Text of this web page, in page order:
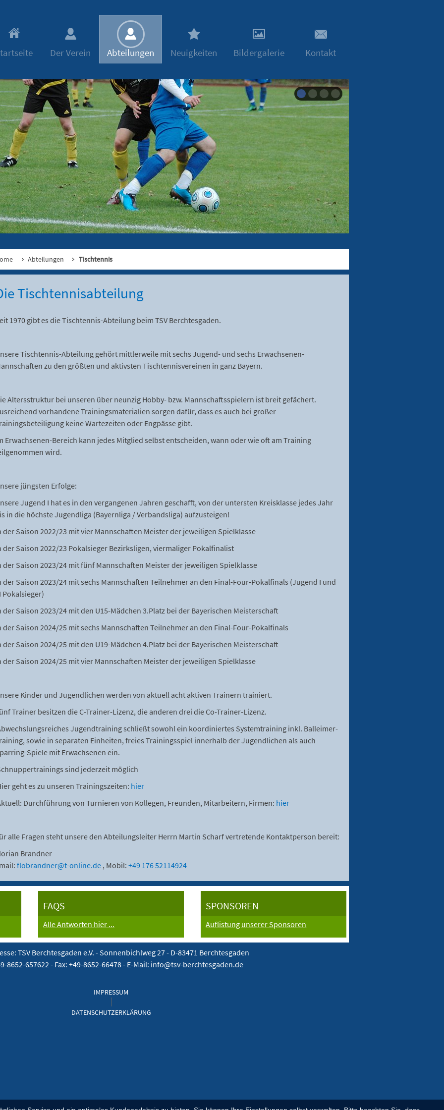
Der Verein Abteilungen Neuigkeiten Bildergalerie Kontakt
Abteilungen Tischtennis
Tischtennisabteilung
1970 gibt es die Tischtennis-Abteilung beim TSV Berchtesgaden.
Tischtennis-Abteilung gehört mittlerweile mit sechs Jugend- und sechs Erwachsenen-
zu den größten und aktivsten Tischtennisvereinen in ganz Bayern.
Altersstruktur bei unseren über neunzig Hobby- bzw. Mannschaftsspielern ist breit gefächert.
vorhandene Trainingsmaterialien sorgen dafür, dass es auch bei großer
keine Wartezeiten oder Engpässe gibt.
Erwachsenen-Bereich kann jedes Mitglied selbst entscheiden, wann oder wie oft am Training
wird.
jüngsten Erfolge:
Jugend I hat es in den vergangenen Jahren geschafft, von der untersten Kreisklasse jedes Jahr
in die höchste Jugendliga (Bayernliga / Verbandsliga) aufzusteigen!
der Saison 2022/23 mit vier Mannschaften Meister der jeweiligen Spielklasse
der Saison 2022/23 Pokalsieger Bezirksligen, viermaliger Pokalfinalist
der Saison 2023/24 mit fünf Mannschaften Meister der jeweiligen Spielklasse
der Saison 2023/24 mit sechs Mannschaften Teilnehmer an den Final-Four-Pokalfinals (Jugend I und
Pokalsieger)
der Saison 2023/24 mit den U15-Mädchen 3.Platz bei der Bayerischen Meisterschaft
der Saison 2024/25 mit sechs Mannschaften Teilnehmer an den Final-Four-Pokalfinals
der Saison 2024/25 mit den U19-Mädchen 4.Platz bei der Bayerischen Meisterschaft
der Saison 2024/25 mit vier Mannschaften Meister der jeweiligen Spielklasse
Kinder und Jugendlichen werden von aktuell acht aktiven Trainern trainiert.
Trainer besitzen die C-Trainer-Lizenz, die anderen drei die Co-Trainer-Lizenz.
Jugendtraining schließt sowohl ein koordiniertes Systemtraining inkl. Balleimer-
sowie in separaten Einheiten, freies Trainingsspiel innerhalb der Jugendlichen als auch
Spiele mit Erwachsenen ein.
sind jederzeit möglich
geht es zu unseren Trainingszeiten: hier
Durchführung von Turnieren von Kollegen, Freunden, Mitarbeitern, Firmen: hier
alle Fragen steht unsere den Abteilungsleiter Herrn Martin Scharf vertretende Kontaktperson bereit:
Brandner
flobrandner@t-online.de , Mobil:+49 176 52114924
FAQS
Alle Antworten hier ...
SPONSOREN
Auflistung unserer Sponsoren
TSV Berchtesgaden e.V. -Sonnenbichlweg 27 - D-83471 Berchtesgaden
8652-657622 - Fax: +49-8652-66478 - E-Mail: info@tsv-berchtesgaden.de
IMPRESSUM
DATENSCHUTZERKLÄRUNG